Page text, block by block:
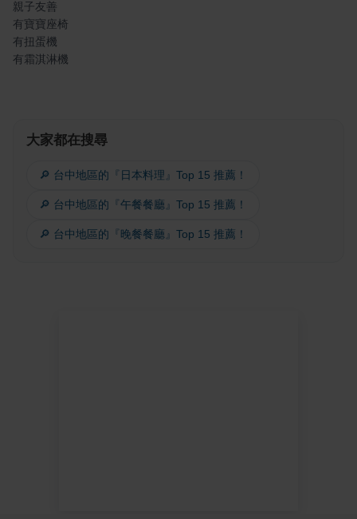
親子友善
有寶寶座椅
有扭蛋機
有霜淇淋機
大家都在搜尋
🔎 台中地區的『日本料理』Top 15 推薦！
🔎 台中地區的『午餐餐廳』Top 15 推薦！
🔎 台中地區的『晚餐餐廳』Top 15 推薦！